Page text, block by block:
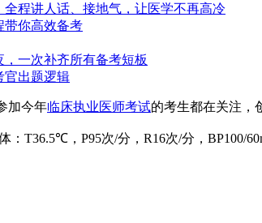
程讲人话、接地气，让医学不再高冷
带你高效备考
一次补齐所有备考短板
官出题逻辑
加今年临床执业医师考试的考生都在关注，
： T36.5℃ ， P95次/分， R16次/分， BP100/